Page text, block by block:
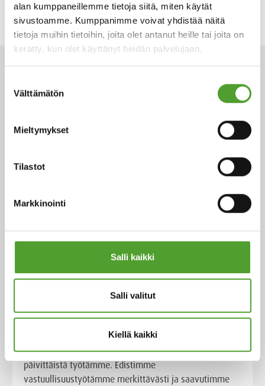
alan kumppaneillemme tietoja siitä, miten käytät
sivustoamme. Kumppanimme voivat yhdistää näitä
tietoja muihin tietoihin, joita olet antanut heille tai joita on
kerätty, kun olet käyttänyt heidän palvelujaan.
valinta
Välttämätön
Mieltymykset
Tilastot
Markkinointi
Salli kaikki
Salli valitut
Kiellä kaikki
OTA YHTEYTTÄ
Artikkeli
Edistimme vastuullisuustyötämme
ja saavutimme nollatason Scope 1-
ja Scope 2 -päästöissä
Vuonna 2025 vastuullisuustavoitteet olivat entistä
vahvemmin osa tulostavoitejärjestelmäämme ja
näkyivät yhä selkeämmin konkreettisena osana
päivittäistä työtämme. Edistimme
vastuullisuustyötämme merkittävästi ja saavutimme